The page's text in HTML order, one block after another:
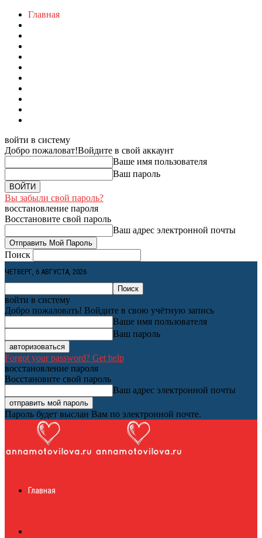
Главная
войти в систему
Добро пожаловат!Войдите в свой аккаунт
Ваше имя пользователя
Ваш пароль
Вы забыли свой пароль?
восстановление пароля
Восстановите свой пароль
Ваш адрес электронной почты
Поиск
ЧЕТВЕРГ, 6 АВГУСТА, 2026
войти в систему
Добро пожаловать! Войдите в свою учётную запись
Ваше имя пользователя
Ваш пароль
Forgot your password? Get help
восстановление пароля
Восстановите свой пароль
Ваш адрес электронной почты
Пароль будет выслан Вам по электронной почте.
журналГлавная